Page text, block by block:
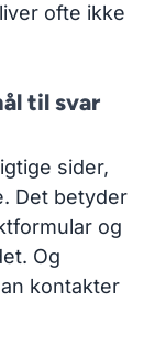
ofte ikke
til svar
sider,
Det betyder
og
Og
kontakter